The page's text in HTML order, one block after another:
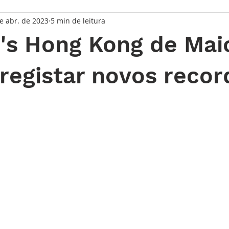
Principal Série Solares
Hong Kong de
novos
abr. de 2023 5 min de leitura
5 estrelas.